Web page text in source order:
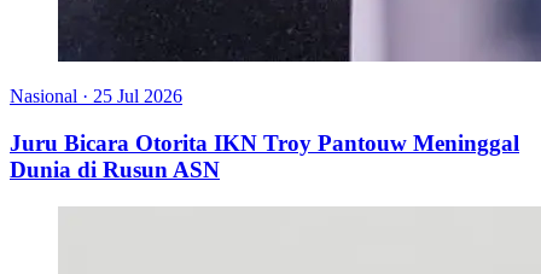
Nasional · 25 Jul 2026
Juru Bicara Otorita IKN Troy Pantouw Meninggal
Dunia di Rusun ASN